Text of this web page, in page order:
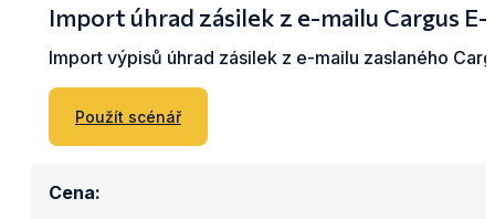
Import úhrad zásilek z e-mailu Cargus
Import výpisů úhrad zásilek z e-mailu zaslaného
Použít scénář
Cena: